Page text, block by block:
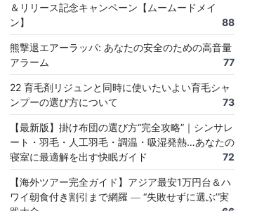
＆リリース記念キャンペーン【ムームードメイ
ン】
88
熊撃退エアーラッパ: あなたの安全のための高音量
アラーム
77
22 育毛剤リジュンと同時に使いたいよい育毛シャ
ンプーの選び方について
73
【最新版】掛け布団の選び方“完全攻略”｜シンサレ
ート・羽毛・人工羽毛・調温・吸湿発熱…あなたの
寝室に最適解を出す快眠ガイド
72
【海外ツアー完全ガイド】アジア最安1万円台＆ハ
ワイ朝食付き割引まで網羅 ― “失敗せずに選ぶ”実